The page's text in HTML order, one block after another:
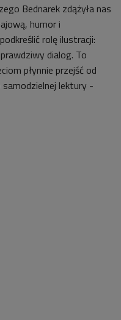
Bednarek zdążyła nas
humor i
rolę ilustracji:
dialog. To
płynnie przejść od
lektury -